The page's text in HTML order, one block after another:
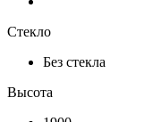
Стекло
Без стекла
Высота